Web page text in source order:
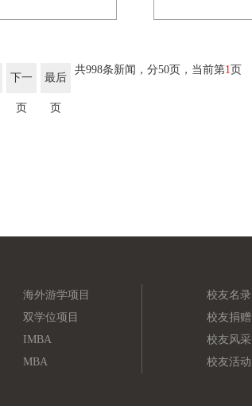
共998条新闻，分50页，当前第1页
下一
页
最后
页
海外游学项目
双学位项目
IMBA
MBA
校友名录
校友捐赠
校友风采
校友活动